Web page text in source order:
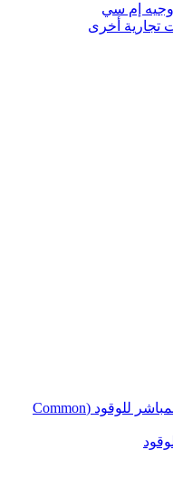
إم سي
تجارية أخرى
منصة اختبار نظام الحقن المباشر للوقود (Common